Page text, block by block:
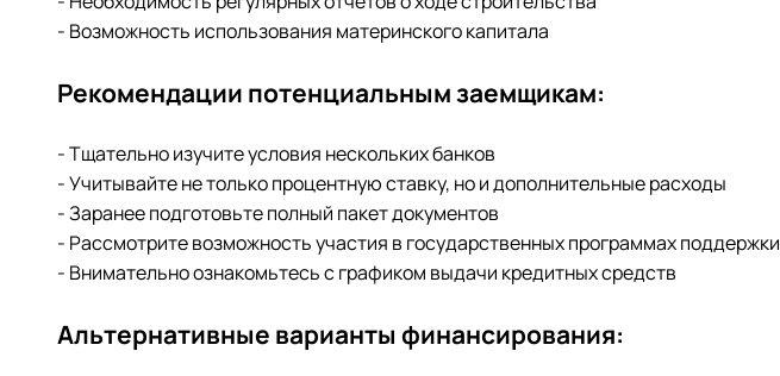
- Возможность использования материнского капитала
Рекомендации потенциальным заемщикам:
- Тщательно изучите условия нескольких банков
- Учитывайте не только процентную ставку, но и дополнительные расходы
- Заранее подготовьте полный пакет документов
- Рассмотрите возможность участия в государственных программах поддержки
- Внимательно ознакомьтесь с графиком выдачи кредитных средств
Альтернативные варианты финансирования: